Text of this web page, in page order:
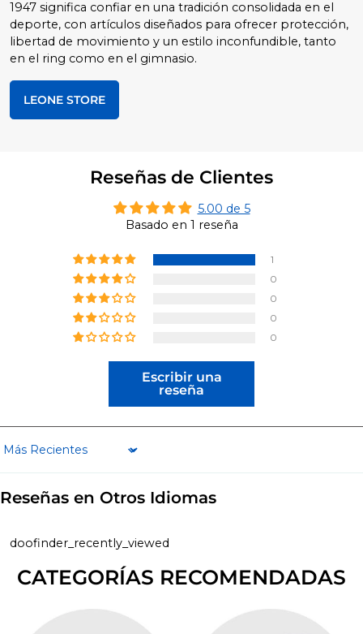
1947 significa confiar en una tradición consolidada en el
deporte, con artículos diseñados para ofrecer protección,
libertad de movimiento y un estilo inconfundible, tanto
en el ring como en el gimnasio.
LEONE STORE
Reseñas de Clientes
5.00 de 5
Basado en 1 reseña
1
0
0
0
0
Escribir una
reseña
Sort by
Reseñas en Otros Idiomas
doofinder_recently_viewed
CATEGORÍAS RECOMENDADAS